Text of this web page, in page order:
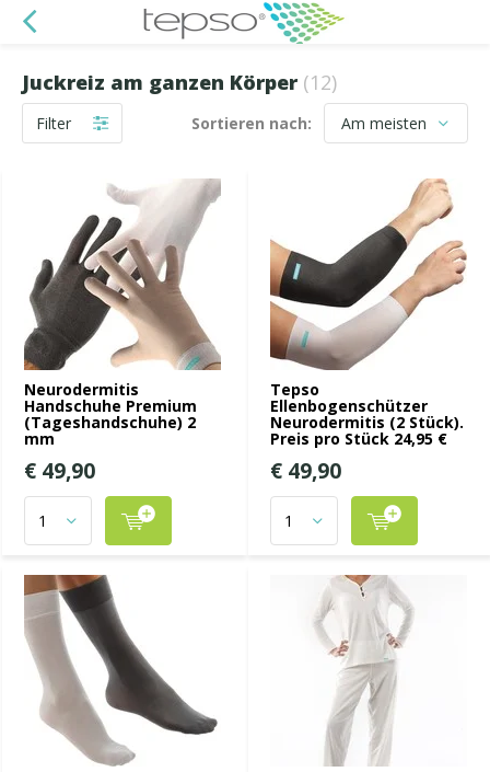
Juckreiz am ganzen Körper (12)
Filter Sortieren nach:
Neurodermitis
Handschuhe Premium
(Tageshandschuhe) 2
mm
€ 49,90
Tepso
Ellenbogenschützer
Neurodermitis (2 Stück).
Preis pro Stück 24,95 €
€ 49,90